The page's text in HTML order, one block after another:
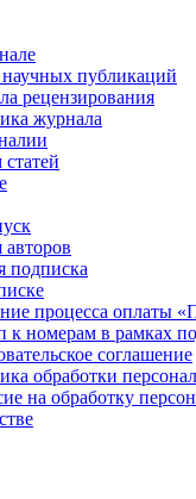
публикаций
рецензирования
журнала
подписка
процесса оплаты
к номерам в рамках
соглашение
обработки
на обработку